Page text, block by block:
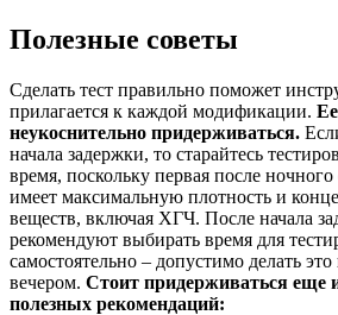
Полезные советы
Сделать тест правильно поможет
прилагается к каждой модификации.
неукоснительно придерживаться.
начала задержки, то старайтесь
время, поскольку первая после
имеет максимальную плотность и
веществ, включая ХГЧ. После начала
рекомендуют выбирать время для
самостоятельно – допустимо делать
вечером. Стоит придерживаться еще
полезных рекомендаций: